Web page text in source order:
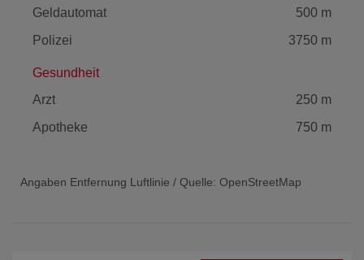
Geldautomat
500 m
Polizei
3750 m
Gesundheit
Arzt
250 m
Apotheke
750 m
Angaben Entfernung Luftlinie / Quelle: OpenStreetMap